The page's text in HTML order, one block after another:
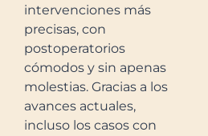
intervenciones más
precisas, con
postoperatorios
cómodos y sin apenas
molestias. Gracias a los
avances actuales,
incluso los casos con